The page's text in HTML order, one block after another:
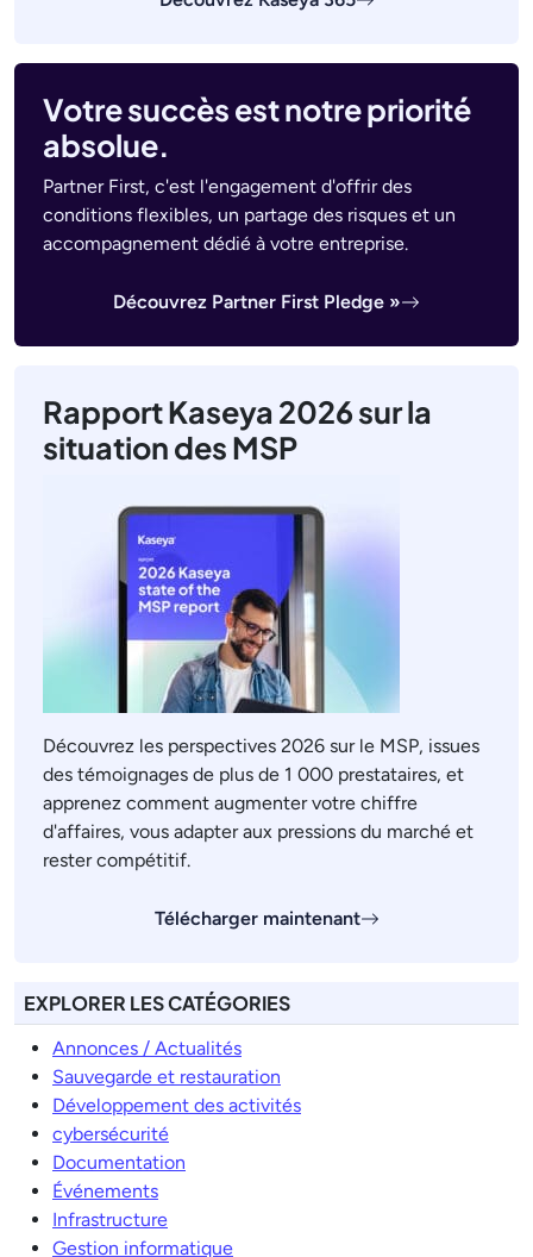
Votre succès est notre priorité
absolue.
Partner First, c'est l'engagement d'offrir des
conditions flexibles, un partage des risques et un
accompagnement dédié à votre entreprise.
Découvrez Partner First Pledge »
Rapport Kaseya 2026 sur la
situation des MSP
Découvrez les perspectives 2026 sur le MSP, issues
des témoignages de plus de 1 000 prestataires, et
apprenez comment augmenter votre chiffre
d'affaires, vous adapter aux pressions du marché et
rester compétitif.
Télécharger maintenant
EXPLORER LES CATÉGORIES
Annonces / Actualités
Sauvegarde et restauration
Développement des activités
cybersécurité
Documentation
Événements
Infrastructure
Gestion informatique